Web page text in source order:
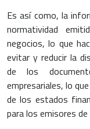
Es así como, la
normatividad
negocios, lo que
evitar y reducir la
de los
empresariales, lo
de los estados
para los emisores